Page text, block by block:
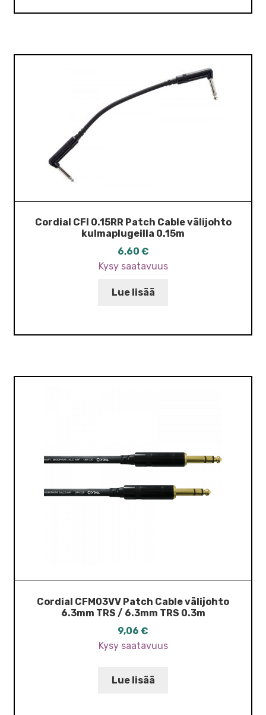
Cordial CFI 0.15RR Patch Cable välijohto
kulmaplugeilla 0.15m
6,60 €
Kysy saatavuus
Lue lisää
Cordial CFM03VV Patch Cable välijohto
6.3mm TRS / 6.3mm TRS 0.3m
9,06 €
Kysy saatavuus
Lue lisää